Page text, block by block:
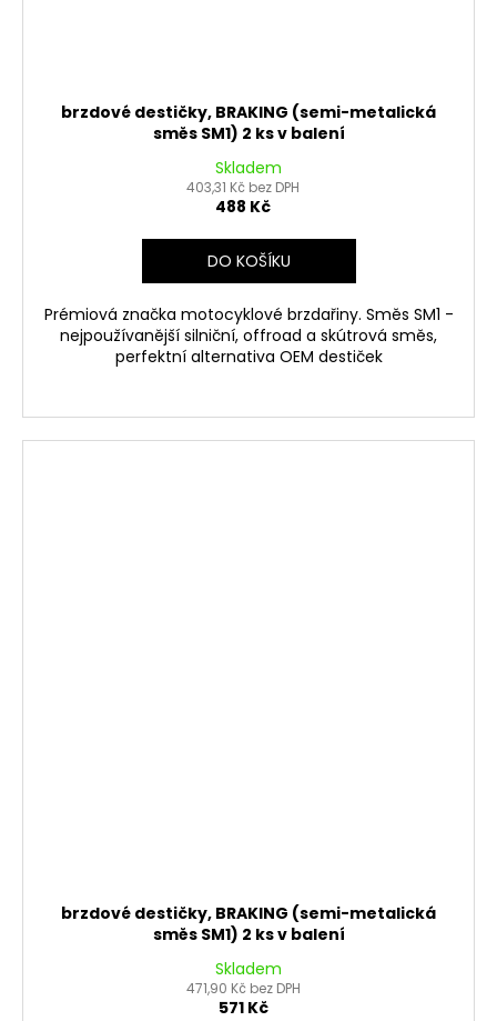
brzdové destičky, BRAKING (semi-metalická
směs SM1) 2 ks v balení
Skladem
403,31 Kč bez DPH
488 Kč
DO KOŠÍKU
Prémiová značka motocyklové brzdařiny. Směs SM1 -
nejpoužívanější silniční, offroad a skútrová směs,
perfektní alternativa OEM destiček
brzdové destičky, BRAKING (semi-metalická
směs SM1) 2 ks v balení
Skladem
471,90 Kč bez DPH
571 Kč